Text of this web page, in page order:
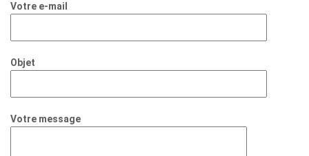
Votre e-mail
Objet
Votre message